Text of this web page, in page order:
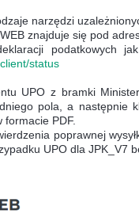
narzędzi
znajduje się pod
podatkowych
status
UPO z bramki
pola, a następnie
formacie PDF.
poprawnej
UPO dla JPK_V7